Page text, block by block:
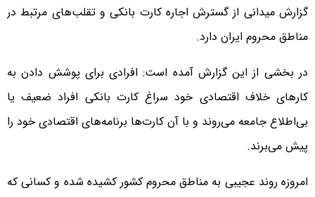
گزارش میدانی از گسترش اجاره کارت بانکی و تقلب‌های مرتبط در
مناطق محروم ایران دارد.
در بخشی از این گزارش آمده است: افرادی برای پوشش‌ دادن به
کارهای خلاف اقتصادی خود سراغ کارت بانکی افراد ضعیف یا
بی‌اطلاع جامعه می‌روند و با آن‌ کارت‌ها برنامه‌های اقتصادی خود را
پیش می‌برند.
امروزه روند عجیبی به مناطق محروم کشور کشیده شده و کسانی که